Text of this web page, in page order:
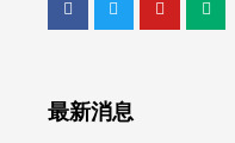
最新消息